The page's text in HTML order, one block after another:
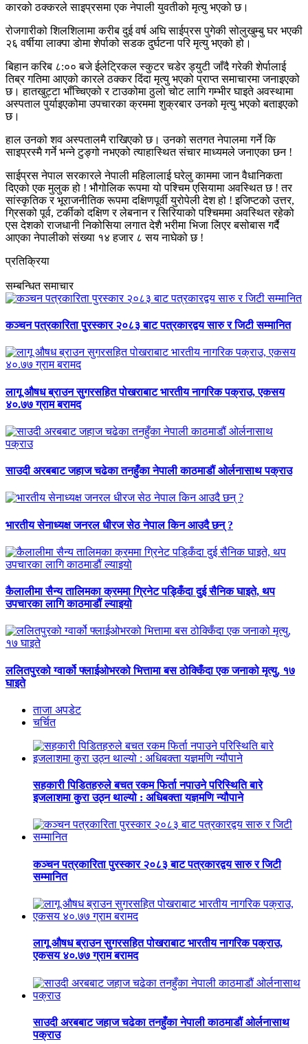
कारको ठक्करले साइप्रसमा एक नेपाली युवतीको मृत्यु भएको छ।
रोजगारीको शिलशिलामा करीब दुई वर्ष अघि साईप्रस पुगेकी सोलुखुम्बु घर भएकी
२६ वर्षीया लाक्पा डाेमा शेर्पाको सडक दुर्घटना परि मृत्यु भएको हो।
बिहान करिब ८:०० बजे ईलेट्रिकल स्कुटर चडेर ड्युटी जाँदै गरेकी शेर्पालाई
तिब्र गतिमा आएको कारले ठक्कर दिंदा मृत्यु भएको प्राप्त समाचारमा जनाइएको
छ। हातखुट्टा भाँच्चिएको र टाउकोमा ठुलो चोट लागि गम्भीर घाइते अवस्थामा
अस्पताल पुर्याइएकोमा उपचारका क्रममा शुक्रबार उनको मृत्यु भएको बताइएको
छ।
हाल उनको शव अस्पतालमै राखिएको छ। उनको सतगत नेपालमा गर्ने कि
साइप्रस्मै गर्ने भन्ने टुङ्गो नभएको त्याहास्थित संचार माध्यमले जनाएका छन !
साईप्रस नेपाल सरकारले नेपाली महिलालाई घरेलु काममा जान वैधानिकता
दिएको एक मुलुक हो ! भौगोलिक रूपमा यो पश्चिम एसियामा अवस्थित छ ! तर
सांस्कृतिक र भूराजनीतिक रूपमा दक्षिणपूर्वी युरोपेली देश हो ! इजिप्टको उत्तर,
ग्रिसको पूर्व, टर्कीको दक्षिण र लेबनान र सिरियाको पश्चिममा अवस्थित रहेको
एस देशको राजधानी निकोसिया लगात देशै भरीमा भिजा लिएर बसोबास गर्दै
आएका नेपालीको संख्या १४ हजार ८ सय नाघेको छ !
प्रतिक्रिया
सम्बन्धित समाचार
कञ्चन पत्रकारिता पुरस्कार २०८३ बाट पत्रकारद्वय सारु र जिटी सम्मानित
लागू औषध ब्राउन सुगरसहित पोखराबाट भारतीय नागरिक पक्राउ, एकसय
४०.७७ ग्राम बरामद
साउदी अरबबाट जहाज चढेका तनहुँका नेपाली काठमाडौं ओर्लनासाथ पक्राउ
भारतीय सेनाध्यक्ष जनरल धीरज सेठ नेपाल किन आउदै छन् ?
कैलालीमा सैन्य तालिमका क्रममा ग्रिनेट पड्किँदा दुई सैनिक घाइते, थप
उपचारका लागि काठमाडौं ल्याइयो
ललितपुरको ग्वार्को फ्लाईओभरको भित्तामा बस ठोक्किँदा एक जनाको मृत्यु, १७
घाइते
ताजा अपडेट
चर्चित
सहकारी पिडितहरुले बचत रकम फिर्ता नपाउने परिस्थिति बारे
इजलाशमा कुरा उठ्न थाल्यो : अधिबक्ता यज्ञमणि न्यौपाने
कञ्चन पत्रकारिता पुरस्कार २०८३ बाट पत्रकारद्वय सारु र जिटी
सम्मानित
लागू औषध ब्राउन सुगरसहित पोखराबाट भारतीय नागरिक पक्राउ,
एकसय ४०.७७ ग्राम बरामद
साउदी अरबबाट जहाज चढेका तनहुँका नेपाली काठमाडौं ओर्लनासाथ
पक्राउ